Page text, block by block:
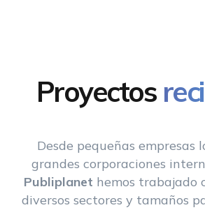
Proyectos
Desde pequeñas empresas
grandes corporaciones
Publiplanet hemos trabajado
diversos sectores y tamaños